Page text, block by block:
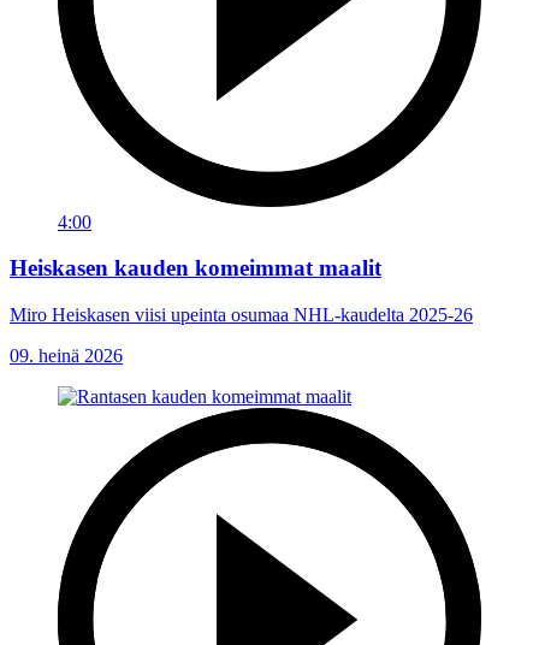
4:00
Heiskasen kauden komeimmat maalit
Miro Heiskasen viisi upeinta osumaa NHL-kaudelta 2025-26
09. heinä 2026